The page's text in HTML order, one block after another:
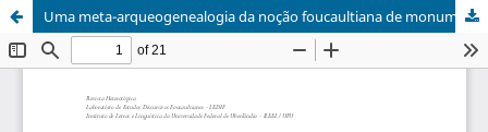
Uma meta-arqueogenealogia da noção foucaultiana de monumento